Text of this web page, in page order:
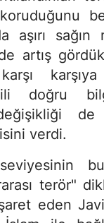
aşırı
artış
doğru
verdi.
terör"
eden